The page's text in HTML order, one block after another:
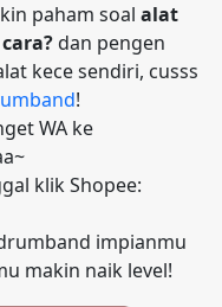
paham soal alat
dan pengen
kece sendiri, cusss
!
WA ke
klik Shopee:
impianmu
makin naik level!